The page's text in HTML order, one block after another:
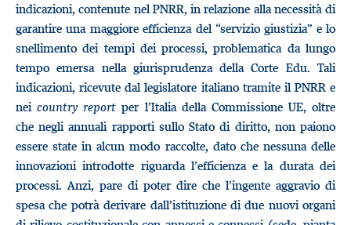
indicazioni, contenute nel PNRR, in relazione alla necessità di
garantire una maggiore efficienza del “servizio giustizia” e lo
snellimento dei tempi dei processi, problematica da lungo
tempo emersa nella giurisprudenza della Corte Edu. Tali
indicazioni, ricevute dal legislatore italiano tramite il PNRR e
neicountry report per l’Italia della Commissione UE, oltre
che negli annuali rapporti sullo Stato di diritto, non paiono
essere state in alcun modo raccolte, dato che nessuna delle
innovazioni introdotte riguarda l’efficienza e la durata dei
processi. Anzi, pare di poter dire che l’ingente aggravio di
spesa che potrà derivare dall’istituzione di due nuovi organi